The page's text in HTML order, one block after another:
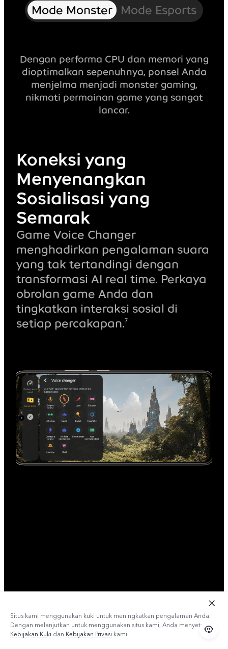
Mode Monster Mode Esports
Dengan performa CPU dan memori yang
dioptimalkan sepenuhnya, ponsel Anda
menjelma menjadi monster gaming,
nikmati permainan game yang sangat
lancar.
Koneksi yang
Menyenangkan
Sosialisasi yang
Semarak
Game Voice Changer
menghadirkan pengalaman suara
yang tak tertandingi dengan
transformasi AI real time. Perkaya
obrolan game Anda dan
tingkatkan interaksi sosial di
setiap percakapan.7
Situs kami menggunakan kuki untuk meningkatkan pengalaman Anda.
Dengan melanjutkan untuk menggunakan situs kami, Anda menyetujui
Kebijakan Kuki dan Kebijakan Privasi kami.